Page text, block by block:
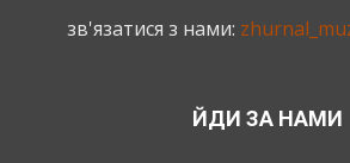
зв'язатися з нами:
ЙДИ ЗА НАМИ